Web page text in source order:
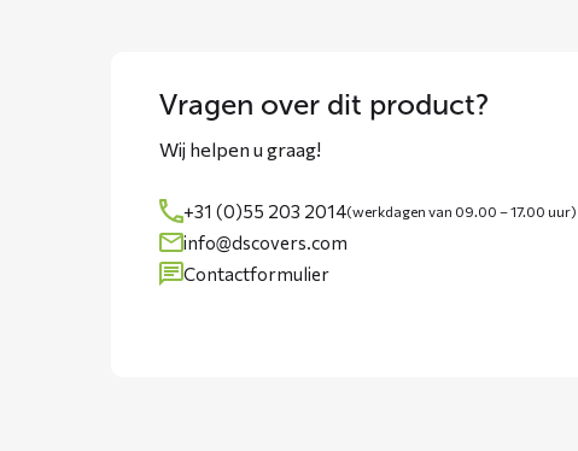
Vragen over dit product?
Wij helpen u graag!
+31 (0)55 203 2014(werkdagen van 09.00 – 17.00 uur)
info@dscovers.com
Contactformulier